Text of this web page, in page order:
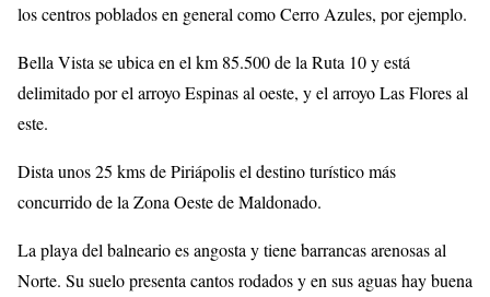
los centros poblados en general como Cerro Azules, por ejemplo.
Bella Vista se ubica en el km 85.500 de la Ruta 10 y está
delimitado por el arroyo Espinas al oeste, y el arroyo Las Flores al
este.
Dista unos 25 kms de Piriápolis el destino turístico más
concurrido de la Zona Oeste de Maldonado.
La playa del balneario es angosta y tiene barrancas arenosas al
Norte. Su suelo presenta cantos rodados y en sus aguas hay buena